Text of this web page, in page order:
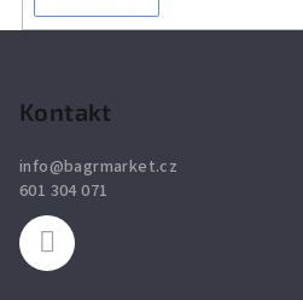
Kontakt
info@bagrmarket.cz
601 304 071